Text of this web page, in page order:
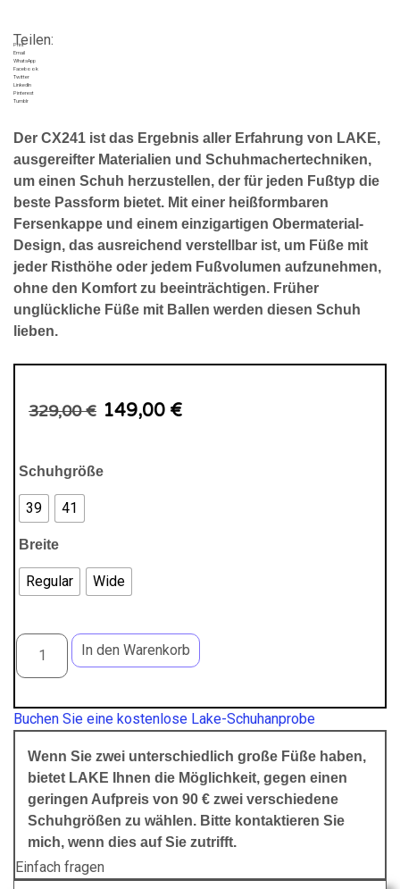
Teilen:
Print
Email
WhatsApp
Facebook
Twitter
LinkedIn
Pinterest
Tumblr
Der CX241 ist das Ergebnis aller Erfahrung von LAKE,
ausgereifter Materialien und Schuhmachertechniken,
um einen Schuh herzustellen, der für jeden Fußtyp die
beste Passform bietet. Mit einer heißformbaren
Fersenkappe und einem einzigartigen Obermaterial-
Design, das ausreichend verstellbar ist, um Füße mit
jeder Risthöhe oder jedem Fußvolumen aufzunehmen,
ohne den Komfort zu beeinträchtigen. Früher
unglückliche Füße mit Ballen werden diesen Schuh
lieben.
329,00€ U
s
ü
g
l
i
c
h
e
r
P
149,00 €A
e
r
P
r
e
i
s
Schuhgröße
39 41
Breite
Regular Wide
C
4
1
/
S
In den Warenkorb
Buchen Sie eine kostenlose Lake-Schuhanprobe
Wenn Sie zwei unterschiedlich große Füße haben,
bietet LAKE Ihnen die Möglichkeit, gegen einen
geringen Aufpreis von 90 € zwei verschiedene
Schuhgrößen zu wählen. Bitte kontaktieren Sie
mich, wenn dies auf Sie zutrifft.
Einfach fragen